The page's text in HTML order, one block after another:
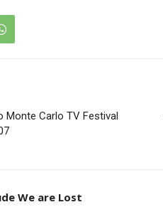
Monte Carlo TV Festival
We are Lost